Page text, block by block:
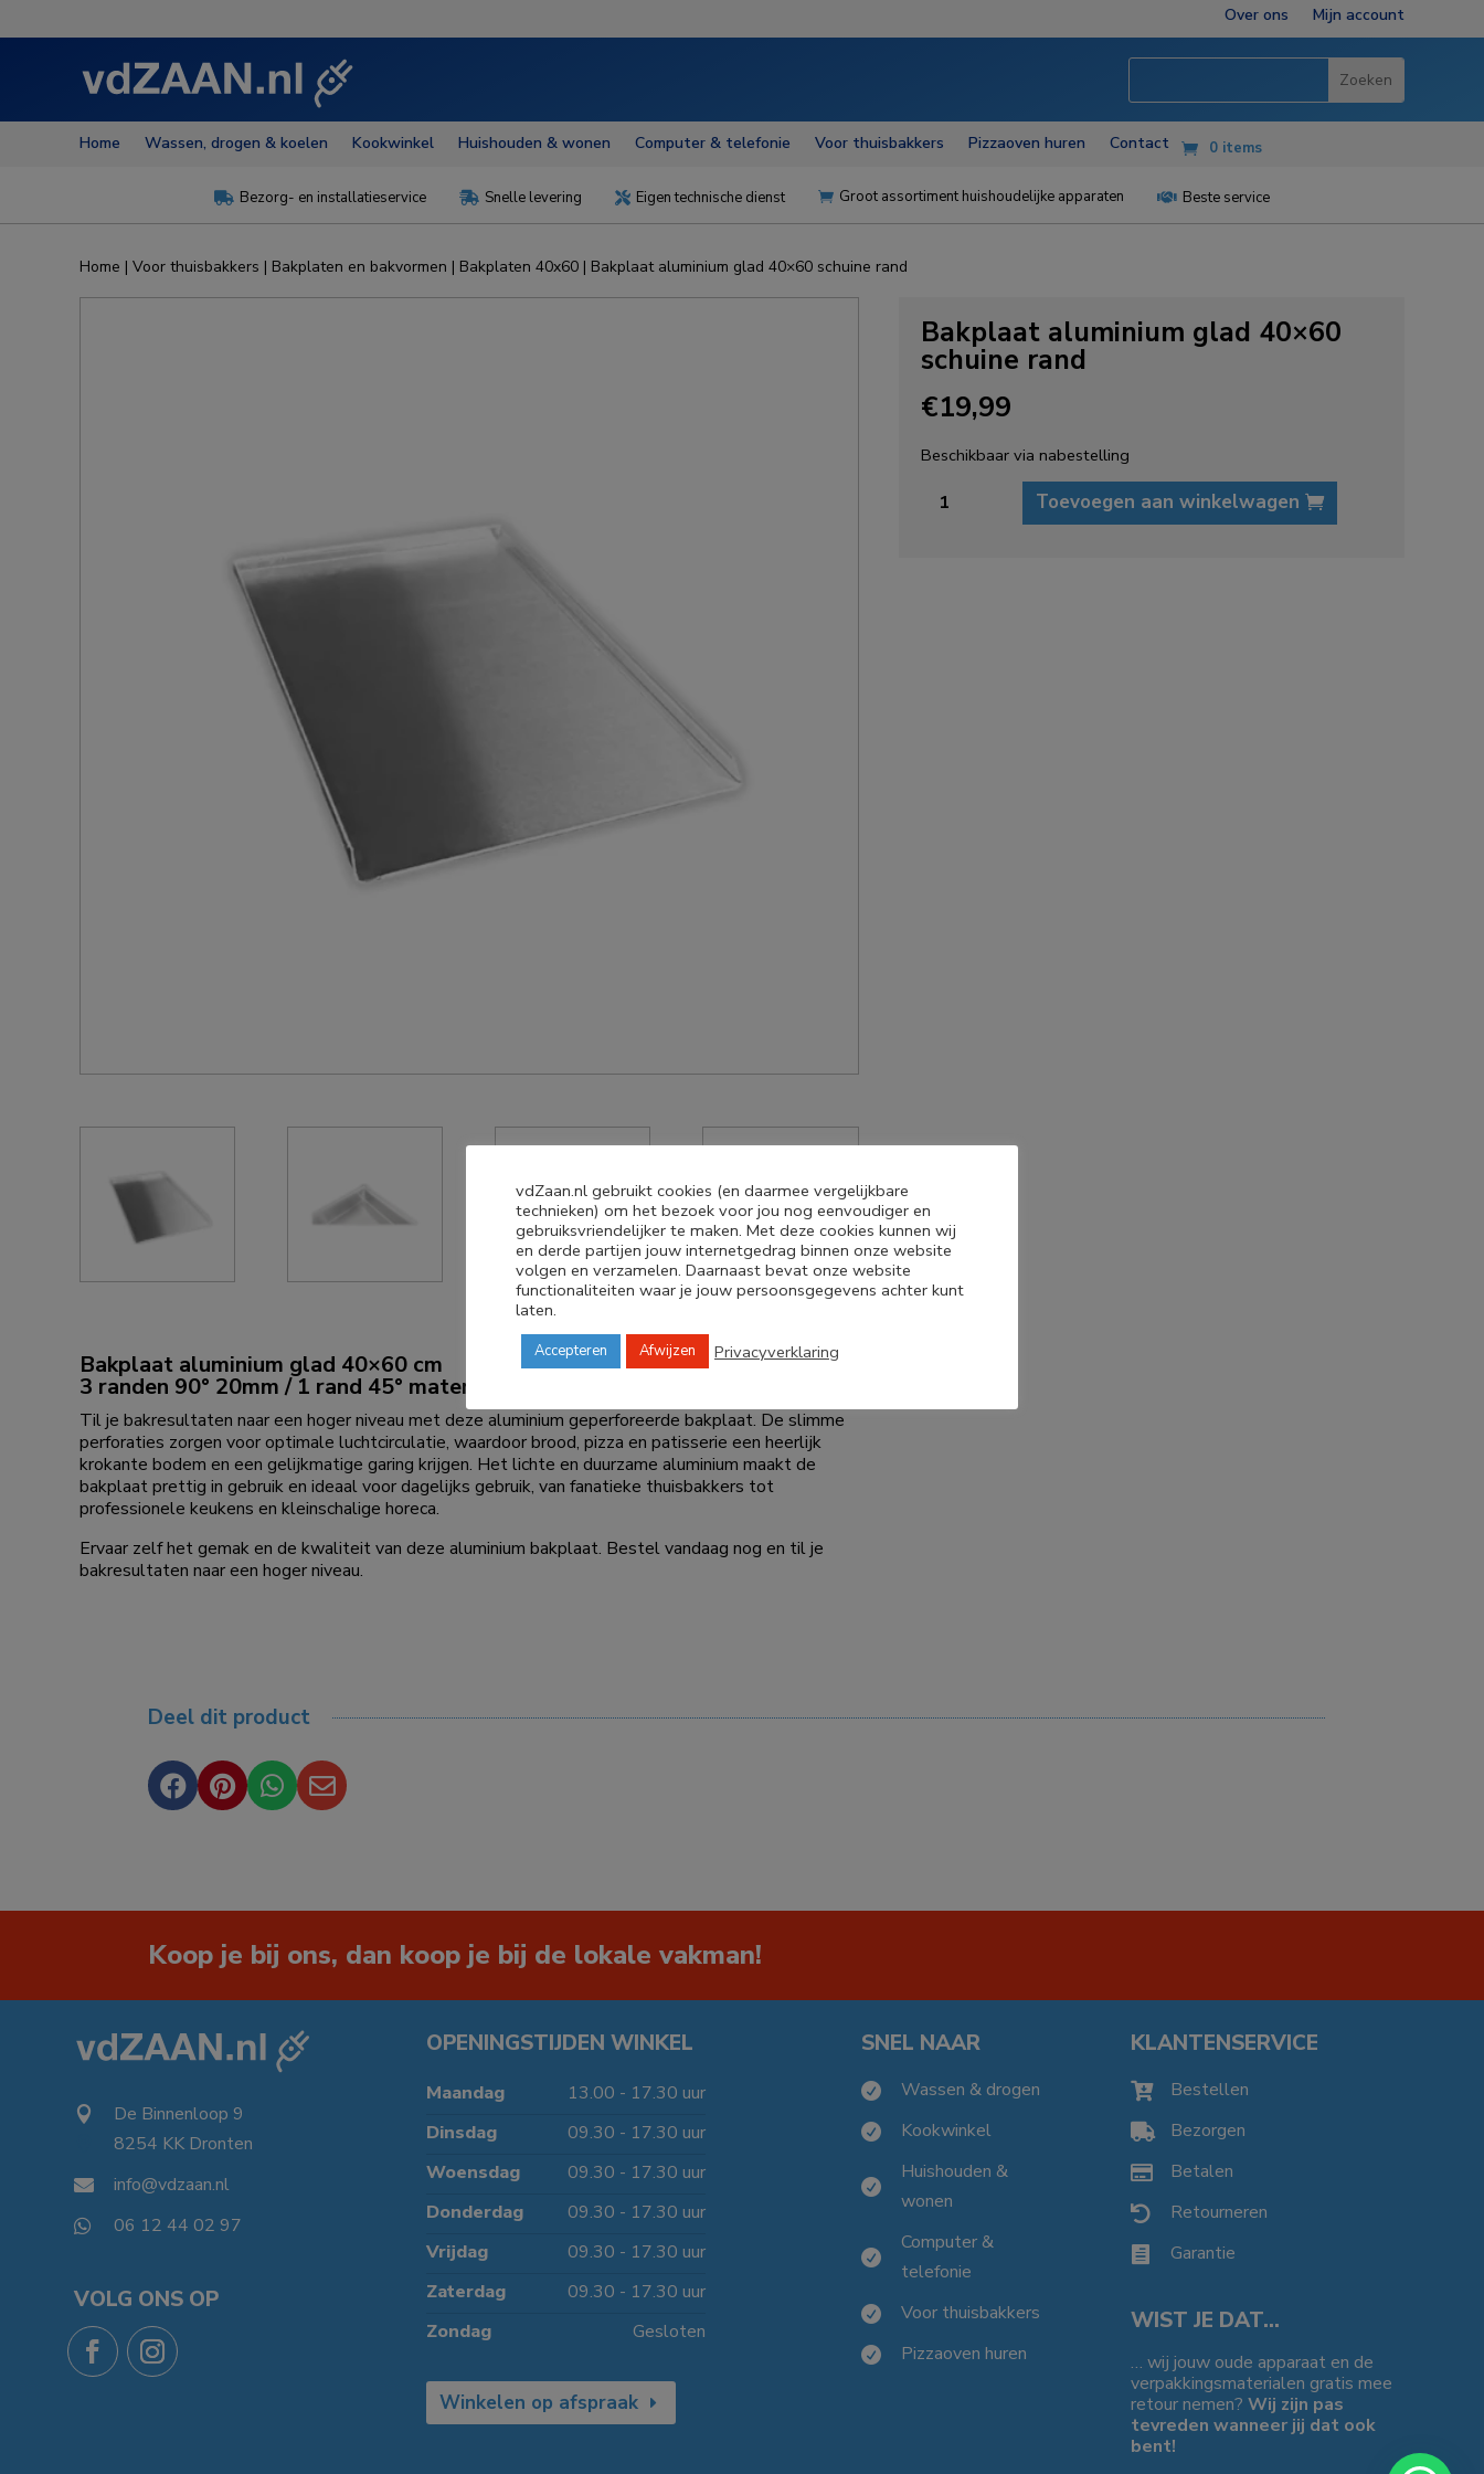
Over ons Mijn account
Home Wassen, drogen & koelen Kookwinkel Huishouden & wonen Computer & telefonie Voor thuisbakkers Pizzaoven huren Contact 0 items
 Bezorg- en installatieservice  Snelle levering  Eigen technische dienst  Groot assortiment huishoudelijke apparaten  Beste service
Home | Voor thuisbakkers | Bakplaten en bakvormen | Bakplaten 40x60 | Bakplaat aluminium glad 40×60 schuine rand
Bakplaat aluminium glad 40×60 cm
3 randen 90° 20mm / 1 rand 45° materiaal dikte 1,5mm
Til je bakresultaten naar een hoger niveau met deze aluminium geperforeerde bakplaat. De slimme
perforaties zorgen voor optimale luchtcirculatie, waardoor brood, pizza en patisserie een heerlijk
krokante bodem en een gelijkmatige garing krijgen. Het lichte en duurzame aluminium maakt de
bakplaat prettig in gebruik en ideaal voor dagelijks gebruik, van fanatieke thuisbakkers tot
professionele keukens en kleinschalige horeca.
Ervaar zelf het gemak en de kwaliteit van deze aluminium bakplaat. Bestel vandaag nog en til je
bakresultaten naar een hoger niveau.
Bakplaat aluminium glad 40×60
schuine rand
€19,99
Beschikbaar via nabestelling
aluminium
Toevoegen aan winkelwagen
Deel dit product
   
Koop je bij ons, dan koop je bij de lokale vakman!
 De Binnenloop 9
8254 KK Dronten
 info@vdzaan.nl
 06 12 44 02 97
VOLG ONS OP
OPENINGSTIJDEN WINKEL
Maandag
13.00 - 17.30 uur
Dinsdag
09.30 - 17.30 uur
Woensdag
09.30 - 17.30 uur
Donderdag
09.30 - 17.30 uur
Vrijdag
09.30 - 17.30 uur
Zaterdag
09.30 - 17.30 uur
Zondag
Gesloten
Winkelen op afspraak
SNEL NAAR
 Wassen & drogen
 Kookwinkel

Huishouden &
wonen

Computer &
telefonie
 Voor thuisbakkers
 Pizzaoven huren
KLANTENSERVICE
 Bestellen
 Bezorgen
 Betalen
 Retourneren
 Garantie
WIST JE DAT…
… wij jouw oude apparaat en de
verpakkingsmaterialen gratis mee
retour nemen?Wij zijn pas
tevreden wanneer jij dat ook
bent!
vdZaan.nl gebruikt cookies (en daarmee vergelijkbare
technieken) om het bezoek voor jou nog eenvoudiger en
gebruiksvriendelijker te maken. Met deze cookies kunnen wij
en derde partijen jouw internetgedrag binnen onze website
volgen en verzamelen. Daarnaast bevat onze website
functionaliteiten waar je jouw persoonsgegevens achter kunt
laten.
Accepteren Afwijzen Privacyverklaring